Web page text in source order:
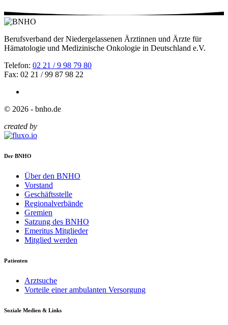
Berufsverband der Niedergelassenen Ärztinnen und Ärzte für
Hämatologie und Medizinische Onkologie in Deutschland e.V.
Telefon: 02 21 / 9 98 79 80
Fax: 02 21 / 99 87 98 22
© 2026 - bnho.de
created by
Der BNHO
Über den BNHO
Vorstand
Geschäftsstelle
Regionalverbände
Gremien
Satzung des BNHO
Emeritus Mitglieder
Mitglied werden
Patienten
Arztsuche
Vorteile einer ambulanten Versorgung
Soziale Medien & Links